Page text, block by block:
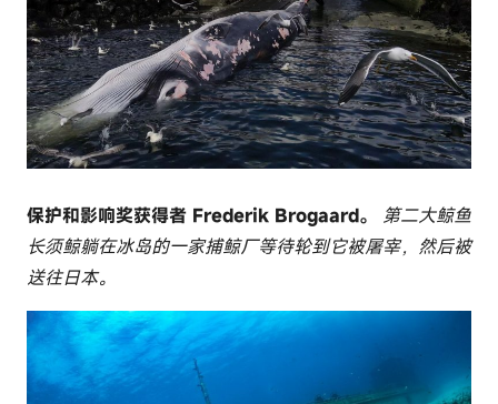
保护和影响奖获得者 Frederik Brogaard。 第二大鲸鱼
长须鲸躺在冰岛的一家捕鲸厂等待轮到它被屠宰，然后被
送往日本。